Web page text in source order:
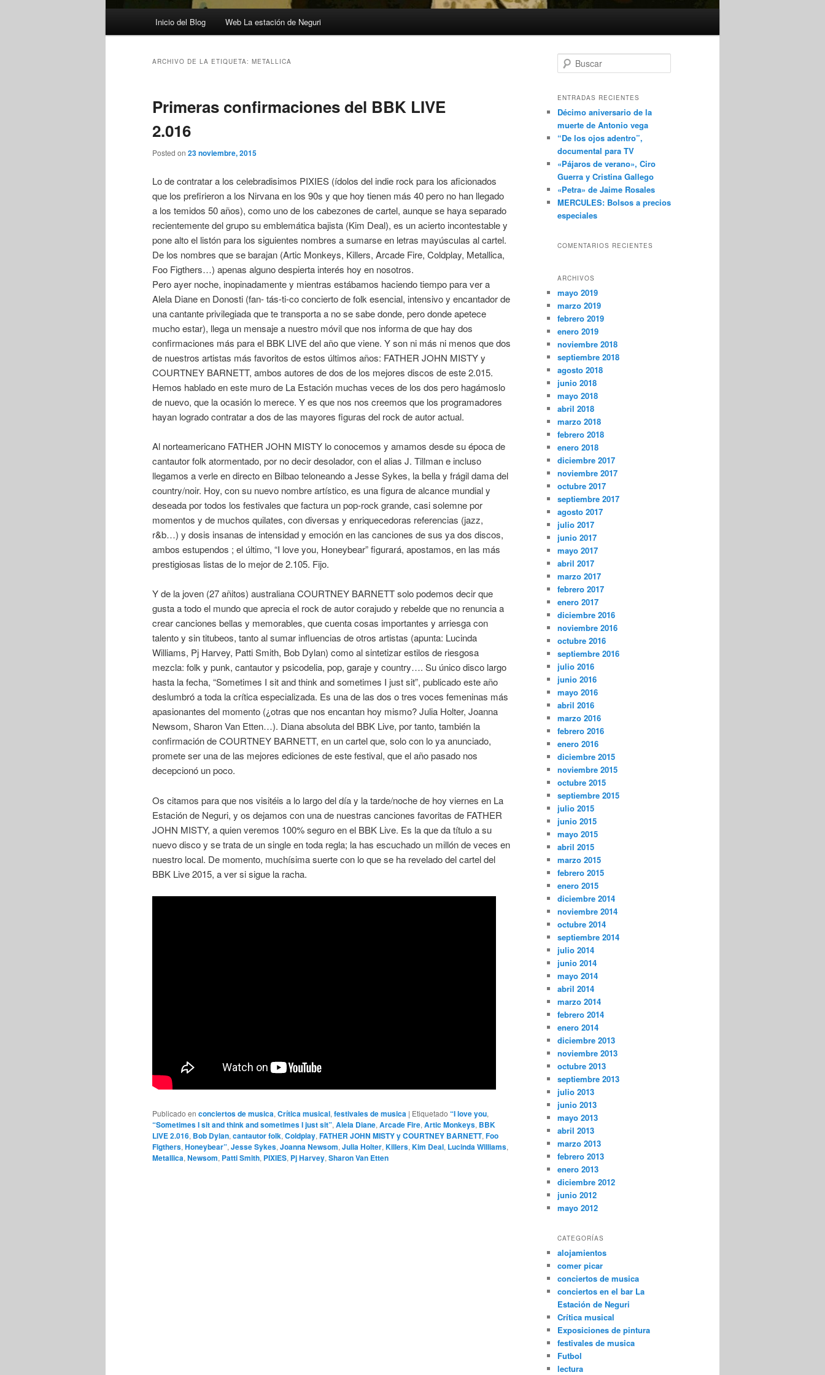
Inicio del Blog Web La estación de Neguri
ARCHIVO DE LA ETIQUETA: METALLICA
Primeras confirmaciones del BBK LIVE
2.016
Posted on 23 noviembre, 2015
Lo de contratar a los celebradisimos PIXIES (ídolos del indie rock para los aficionados
que los prefirieron a los Nirvana en los 90s y que hoy tienen más 40 pero no han llegado
a los temidos 50 años), como uno de los cabezones de cartel, aunque se haya separado
recientemente del grupo su emblemática bajista (Kim Deal), es un acierto incontestable y
pone alto el listón para los siguientes nombres a sumarse en letras mayúsculas al cartel.
De los nombres que se barajan (Artic Monkeys, Killers, Arcade Fire, Coldplay, Metallica,
Foo Figthers…) apenas alguno despierta interés hoy en nosotros.
Pero ayer noche, inopinadamente y mientras estábamos haciendo tiempo para ver a
Alela Diane en Donosti (fan- tás-ti-co concierto de folk esencial, intensivo y encantador de
una cantante privilegiada que te transporta a no se sabe donde, pero donde apetece
mucho estar), llega un mensaje a nuestro móvil que nos informa de que hay dos
confirmaciones más para el BBK LIVE del año que viene. Y son ni más ni menos que dos
de nuestros artistas más favoritos de estos últimos años: FATHER JOHN MISTY y
COURTNEY BARNETT, ambos autores de dos de los mejores discos de este 2.015.
Hemos hablado en este muro de La Estación muchas veces de los dos pero hagámoslo
de nuevo, que la ocasión lo merece. Y es que nos nos creemos que los programadores
hayan logrado contratar a dos de las mayores figuras del rock de autor actual.
Al norteamericano FATHER JOHN MISTY lo conocemos y amamos desde su época de
cantautor folk atormentado, por no decir desolador, con el alias J. Tillman e incluso
llegamos a verle en directo en Bilbao teloneando a Jesse Sykes, la bella y frágil dama del
country/noir. Hoy, con su nuevo nombre artístico, es una figura de alcance mundial y
deseada por todos los festivales que factura un pop-rock grande, casi solemne por
momentos y de muchos quilates, con diversas y enriquecedoras referencias (jazz,
r&b…) y dosis insanas de intensidad y emoción en las canciones de sus ya dos discos,
ambos estupendos ; el último, “I love you, Honeybear” figurará, apostamos, en las más
prestigiosas listas de lo mejor de 2.105. Fijo.
Y de la joven (27 añitos) australiana COURTNEY BARNETT solo podemos decir que
gusta a todo el mundo que aprecia el rock de autor corajudo y rebelde que no renuncia a
crear canciones bellas y memorables, que cuenta cosas importantes y arriesga con
talento y sin titubeos, tanto al sumar influencias de otros artistas (apunta: Lucinda
Williams, Pj Harvey, Patti Smith, Bob Dylan) como al sintetizar estilos de riesgosa
mezcla: folk y punk, cantautor y psicodelia, pop, garaje y country…. Su único disco largo
hasta la fecha, “Sometimes I sit and think and sometimes I just sit”, publicado este año
deslumbró a toda la crítica especializada. Es una de las dos o tres voces femeninas más
apasionantes del momento (¿otras que nos encantan hoy mismo? Julia Holter, Joanna
Newsom, Sharon Van Etten…). Diana absoluta del BBK Live, por tanto, también la
confirmación de COURTNEY BARNETT, en un cartel que, solo con lo ya anunciado,
promete ser una de las mejores ediciones de este festival, que el año pasado nos
decepcionó un poco.
Os citamos para que nos visitéis a lo largo del día y la tarde/noche de hoy viernes en La
Estación de Neguri, y os dejamos con una de nuestras canciones favoritas de FATHER
JOHN MISTY, a quien veremos 100% seguro en el BBK Live. Es la que da título a su
nuevo disco y se trata de un single en toda regla; la has escuchado un millón de veces en
nuestro local. De momento, muchísima suerte con lo que se ha revelado del cartel del
BBK Live 2015, a ver si sigue la racha.
Publicado en conciertos de musica,Crítica musical,festivales de musica | Etiquetado “I love you,
“Sometimes I sit and think and sometimes I just sit”,Alela Diane,Arcade Fire,Artic Monkeys, BBK
LIVE 2.016, Bob Dylan,cantautor folk,Coldplay,FATHER JOHN MISTY y COURTNEY BARNETT,Foo
Figthers,Honeybear”,Jesse Sykes,Joanna Newsom,Julia Holter,Killers,Kim Deal, Lucinda Williams,
Metallica,Newsom, Patti Smith, PIXIES, Pj Harvey,Sharon Van Etten
u
c
r
ENTRADAS RECIENTES
Décimo aniversario de la
muerte de Antonio vega
“De los ojos adentro”,
documental para TV
«Pájaros de verano», Ciro
Guerra y Cristina Gallego
«Petra» de Jaime Rosales
MERCULES: Bolsos a precios
especiales
COMENTARIOS RECIENTES
ARCHIVOS
mayo 2019
marzo 2019
febrero 2019
enero 2019
noviembre 2018
septiembre 2018
agosto 2018
junio 2018
mayo 2018
abril 2018
marzo 2018
febrero 2018
enero 2018
diciembre 2017
noviembre 2017
octubre 2017
septiembre 2017
agosto 2017
julio 2017
junio 2017
mayo 2017
abril 2017
marzo 2017
febrero 2017
enero 2017
diciembre 2016
noviembre 2016
octubre 2016
septiembre 2016
julio 2016
junio 2016
mayo 2016
abril 2016
marzo 2016
febrero 2016
enero 2016
diciembre 2015
noviembre 2015
octubre 2015
septiembre 2015
julio 2015
junio 2015
mayo 2015
abril 2015
marzo 2015
febrero 2015
enero 2015
diciembre 2014
noviembre 2014
octubre 2014
septiembre 2014
julio 2014
junio 2014
mayo 2014
abril 2014
marzo 2014
febrero 2014
enero 2014
diciembre 2013
noviembre 2013
octubre 2013
septiembre 2013
julio 2013
junio 2013
mayo 2013
abril 2013
marzo 2013
febrero 2013
enero 2013
diciembre 2012
junio 2012
mayo 2012
CATEGORÍAS
alojamientos
comer picar
conciertos de musica
conciertos en el bar La
Estación de Neguri
Crítica musical
Exposiciones de pintura
festivales de musica
Futbol
lectura